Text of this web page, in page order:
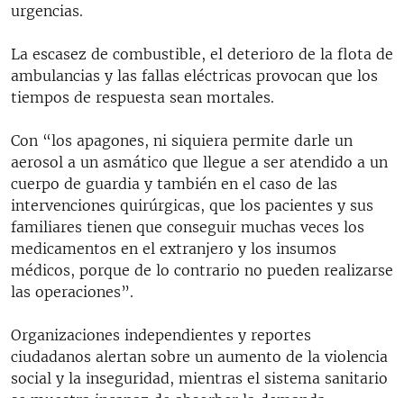
urgencias.
La escasez de combustible, el deterioro de la flota de
ambulancias y las fallas eléctricas provocan que los
tiempos de respuesta sean mortales.
Con “los apagones, ni siquiera permite darle un
aerosol a un asmático que llegue a ser atendido a un
cuerpo de guardia y también en el caso de las
intervenciones quirúrgicas, que los pacientes y sus
familiares tienen que conseguir muchas veces los
medicamentos en el extranjero y los insumos
médicos, porque de lo contrario no pueden realizarse
las operaciones”.
Organizaciones independientes y reportes
ciudadanos alertan sobre un aumento de la violencia
social y la inseguridad, mientras el sistema sanitario